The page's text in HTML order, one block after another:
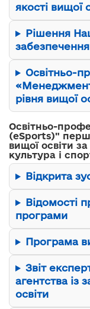
якості вищої
Рішення
забезпечення
Освітньо-
рівня вищої
Освітньо-
(еSports)"
вищої освіти
культура і
Відкрита
Відомості
програми
Програма
Звіт
агентства із
освіти